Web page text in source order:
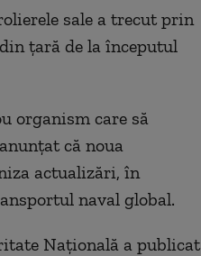
sale a trecut prin
țară de la începutul
organism care să
că noua
actualizări, în
naval global.
Națională a publicat